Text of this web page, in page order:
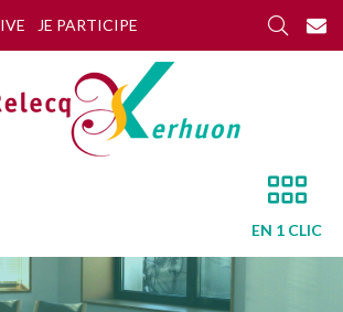
JE PARTICIPE
EN 1 CLIC